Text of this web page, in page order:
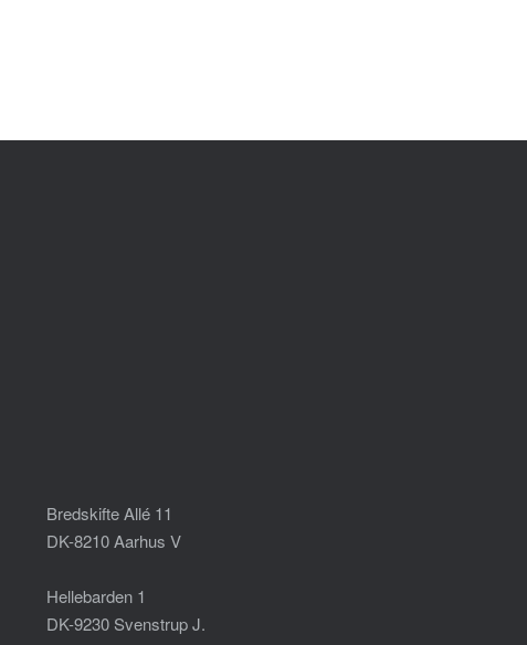
Bredskifte Allé 11
DK-8210 Aarhus V
Hellebarden 1
DK-9230 Svenstrup J.